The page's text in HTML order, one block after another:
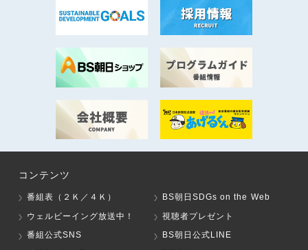
コンテンツ
番組表（２Ｋ／４Ｋ）
BS朝日SDGs on the Web
ウェルビーイング放送中！
視聴者プレゼント
番組公式SNS
BS朝日公式LINE